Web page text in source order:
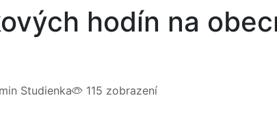
hodín na
Studienka 115 zobrazení